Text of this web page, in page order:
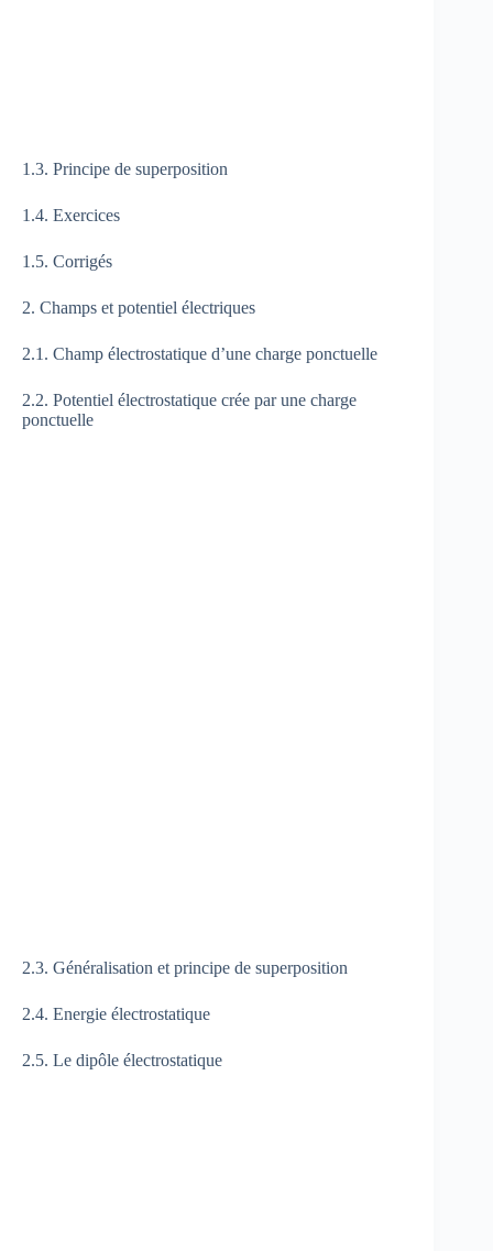
1.3. Principe de superposition
1.4. Exercices
1.5. Corrigés
2. Champs et potentiel électriques
2.1. Champ électrostatique d’une charge ponctuelle
2.2. Potentiel électrostatique crée par une charge
ponctuelle
2.3. Généralisation et principe de superposition
2.4. Energie électrostatique
2.5. Le dipôle électrostatique